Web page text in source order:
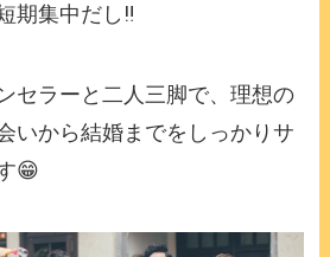
期集中だし‼️
セラーと二人三脚で、理想の
いから結婚までをしっかりサ
😁